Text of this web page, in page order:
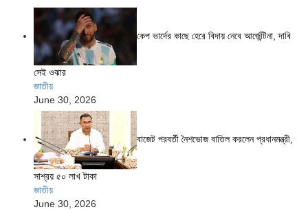
কেপ ভার্দের কাছে হেরে বিদায় নেবে আর্জেন্টিনা, দাবি
সেই ওঝার
জাতীয়
June 30, 2026
বাজেট পরবর্তী নৈশভোজ বাতিল করলেন প্রধানমন্ত্রী,
সাশ্রয় ৫০ লাখ টাকা
জাতীয়
June 30, 2026